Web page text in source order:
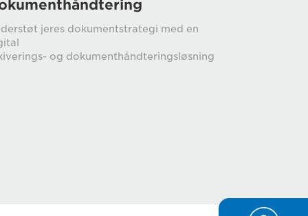
jeres dokumentstrategi med en
og dokumenthåndteringsløsning